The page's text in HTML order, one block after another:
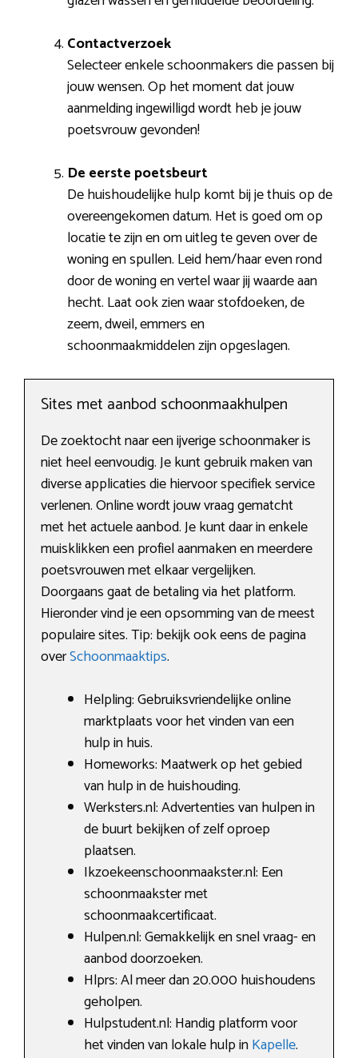
Contactverzoek
Selecteer enkele schoonmakers die passen bij
jouw wensen. Op het moment dat jouw
aanmelding ingewilligd wordt heb je jouw
poetsvrouw gevonden!
De eerste poetsbeurt
De huishoudelijke hulp komt bij je thuis op de
overeengekomen datum. Het is goed om op
locatie te zijn en om uitleg te geven over de
woning en spullen. Leid hem/haar even rond
door de woning en vertel waar jij waarde aan
hecht. Laat ook zien waar stofdoeken, de
zeem, dweil, emmers en
schoonmaakmiddelen zijn opgeslagen.
Sites met aanbod schoonmaakhulpen
De zoektocht naar een ijverige schoonmaker is
niet heel eenvoudig. Je kunt gebruik maken van
diverse applicaties die hiervoor specifiek service
verlenen. Online wordt jouw vraag gematcht
met het actuele aanbod. Je kunt daar in enkele
muisklikken een profiel aanmaken en meerdere
poetsvrouwen met elkaar vergelijken.
Doorgaans gaat de betaling via het platform.
Hieronder vind je een opsomming van de meest
populaire sites. Tip: bekijk ook eens de pagina
overSchoonmaaktips.
Helpling: Gebruiksvriendelijke online
marktplaats voor het vinden van een
hulp in huis.
Homeworks: Maatwerk op het gebied
van hulp in de huishouding.
Werksters.nl: Advertenties van hulpen in
de buurt bekijken of zelf oproep
plaatsen.
Ikzoekeenschoonmaakster.nl: Een
schoonmaakster met
schoonmaakcertificaat.
Hulpen.nl: Gemakkelijk en snel vraag- en
aanbod doorzoeken.
Hlprs: Al meer dan 20.000 huishoudens
geholpen.
Hulpstudent.nl: Handig platform voor
het vinden van lokale hulp inKapelle.